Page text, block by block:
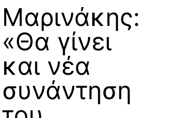
Μαρινάκης:
«Θα γίνει
και νέα
συνάντηση